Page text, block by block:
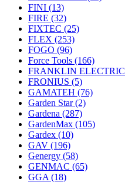
FINI (13)
FIRE (32)
FIXTEC (25)
FLEX (253)
FOGO (96)
Force Tools (166)
FRANKLIN ELECTRIC
FRONIUS (5)
GAMATEH (76)
Garden Star(2)
Gardena (287)
GardenMax (105)
Gardex (10)
GAV (196)
Genergy (58)
GENMAC (65)
GGA (18)